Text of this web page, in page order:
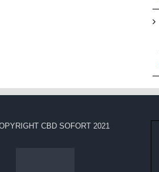
CBD SOFORT 2021